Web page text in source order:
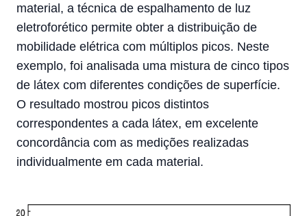
material, a técnica de espalhamento de luz
eletroforético permite obter a distribuição de
mobilidade elétrica com múltiplos picos. Neste
exemplo, foi analisada uma mistura de cinco tipos
de látex com diferentes condições de superfície.
O resultado mostrou picos distintos
correspondentes a cada látex, em excelente
concordância com as medições realizadas
individualmente em cada material.